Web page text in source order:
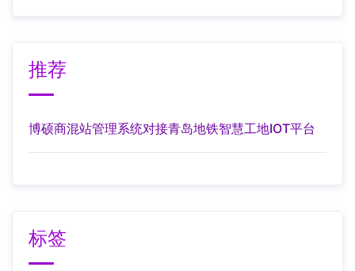
推荐
博硕商混站管理系统对接青岛地铁智慧工地IOT平台
标签